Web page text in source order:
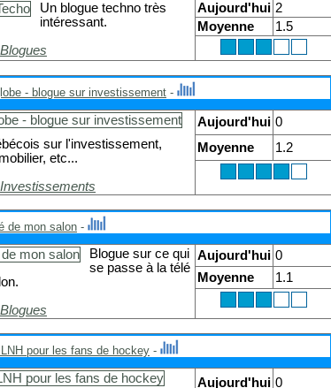
Un blogue techno très
intéressant.
Blogues
Aujourd'hui 2
Moyenne
1.5
- blogue sur investissement -
sur l'investissement,
etc...
Investissements
Aujourd'hui 0
Moyenne
1.2
de mon salon -
Blogue sur ce qui
se passe à la télé
Blogues
Aujourd'hui 0
Moyenne
1.1
pour les fans de hockey -
Aujourd'hui 0